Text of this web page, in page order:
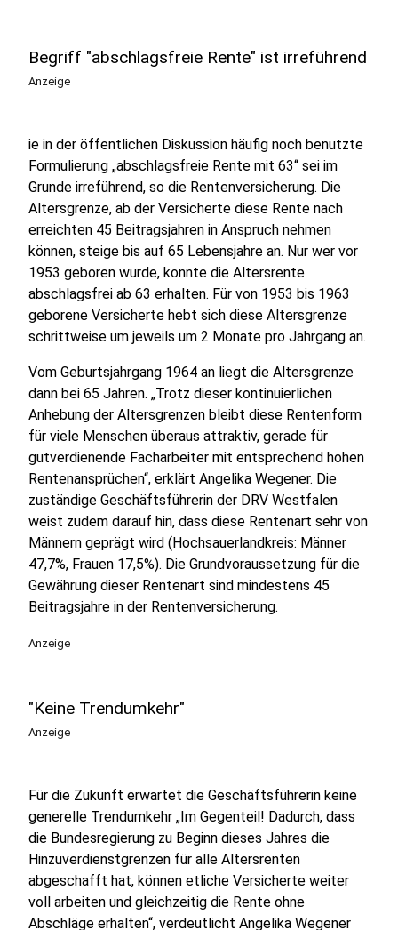
Begriff "abschlagsfreie Rente" ist irreführend
Anzeige
ie in der öffentlichen Diskussion häufig noch benutzte
Formulierung „abschlagsfreie Rente mit 63“ sei im
Grunde irreführend, so die Rentenversicherung. Die
Altersgrenze, ab der Versicherte diese Rente nach
erreichten 45 Beitragsjahren in Anspruch nehmen
können, steige bis auf 65 Lebensjahre an. Nur wer vor
1953 geboren wurde, konnte die Altersrente
abschlagsfrei ab 63 erhalten. Für von 1953 bis 1963
geborene Versicherte hebt sich diese Altersgrenze
schrittweise um jeweils um 2 Monate pro Jahrgang an.
Vom Geburtsjahrgang 1964 an liegt die Altersgrenze
dann bei 65 Jahren. „Trotz dieser kontinuierlichen
Anhebung der Altersgrenzen bleibt diese Rentenform
für viele Menschen überaus attraktiv, gerade für
gutverdienende Facharbeiter mit entsprechend hohen
Rentenansprüchen“, erklärt Angelika Wegener. Die
zuständige Geschäftsführerin der DRV Westfalen
weist zudem darauf hin, dass diese Rentenart sehr von
Männern geprägt wird (Hochsauerlandkreis: Männer
47,7%, Frauen 17,5%). Die Grundvoraussetzung für die
Gewährung dieser Rentenart sind mindestens 45
Beitragsjahre in der Rentenversicherung.
Anzeige
"Keine Trendumkehr"
Anzeige
Für die Zukunft erwartet die Geschäftsführerin keine
generelle Trendumkehr „Im Gegenteil! Dadurch, dass
die Bundesregierung zu Beginn dieses Jahres die
Hinzuverdienstgrenzen für alle Altersrenten
abgeschafft hat, können etliche Versicherte weiter
voll arbeiten und gleichzeitig die Rente ohne
Abschläge erhalten“, verdeutlicht Angelika Wegener